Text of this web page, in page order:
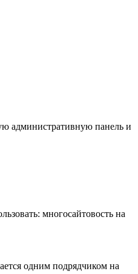
административную панель и
многосайтовость на
одним подрядчиком на